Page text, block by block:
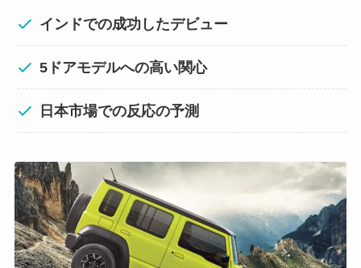
インドでの成功したデビュー
5ドアモデルへの高い関心
日本市場での反応の予測